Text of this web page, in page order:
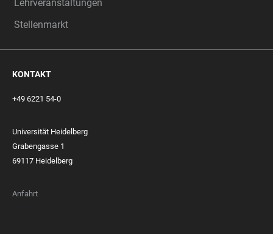
Lehrveranstaltungen
Stellenmarkt
KONTAKT
+49 6221 54-0
Universität Heidelberg
Grabengasse 1
69117 Heidelberg
Anfahrt